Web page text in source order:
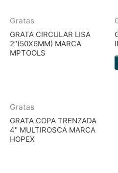
Gratas
GRATA CIRCULAR LISA
2″(50X6MM) MARCA
MPTOOLS
Gratas
GRATA COPA TRENZADA
4″ MULTIROSCA MARCA
HOPEX